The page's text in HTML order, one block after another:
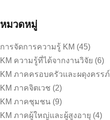
หมวดหมู่
การจัดการความรู้ KM (45)
KM ความรู้ที่ได้จากงานวิจัย (6)
KM ภาคครอบครัวและผดุงครรภ์
KM ภาคจิตเวช (2)
KM ภาคชุมชน (9)
KM ภาคผู้ใหญ่และผู้สูงอายุ (4)